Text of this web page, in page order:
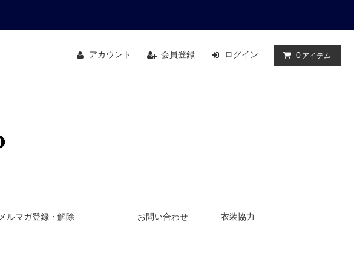
アカウント 会員登録 ログイン 0 アイテム
メルマガ登録・解除 お問い合わせ 衣装協力